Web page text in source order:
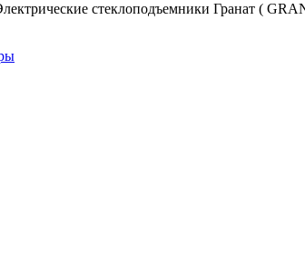
стеклоподъемники Гранат (